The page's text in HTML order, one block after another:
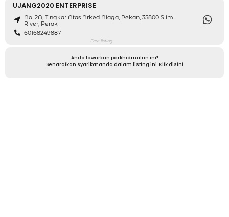
UJANG2020 ENTERPRISE
No. 2A, Tingkat Atas Arked Niaga, Pekan, 35800 Slim
River, Perak
60168249887
Free listing
Anda tawarkan perkhidmatan ini?
Senaraikan syarikat anda dalam listing ini. Klik disini